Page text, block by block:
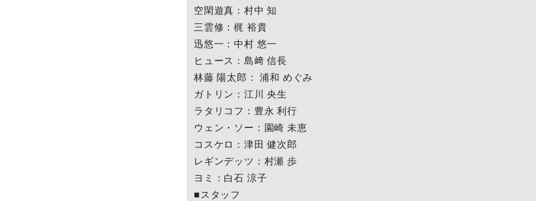
空閑遊真：村中 知
三雲修：梶 裕貴
迅悠一：中村 悠一
ヒュース：島﨑 信長
林藤 陽太郎： 浦和 めぐみ
ガトリン：江川 央生
ラタリコフ：豊永 利行
ウェン・ソー：園崎 未恵
コスケロ：津田 健次郎
レギンデッツ：村瀬 歩
ヨミ：白石 涼子
■スタッフ